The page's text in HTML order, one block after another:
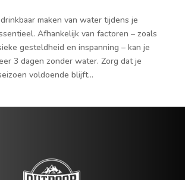
maken van water tijdens je
Afhankelijk van factoren – zoals
gesteldheid en inspanning – kan je
3 dagen zonder water. Zorg dat je
voldoende blijft...